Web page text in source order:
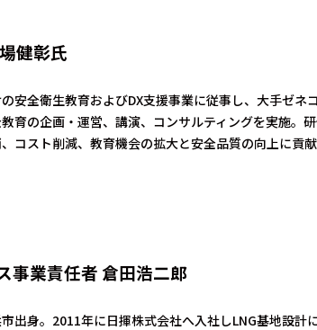
健彰氏
安全衛生教育およびDX支援事業に従事し、大手ゼネ
育の企画・運営、講演、コンサルティングを実施。
コスト削減、教育機会の拡大と安全品質の向上に貢
事業責任者 倉田浩二郎
出身。2011年に日揮株式会社へ入社しLNG基地設計